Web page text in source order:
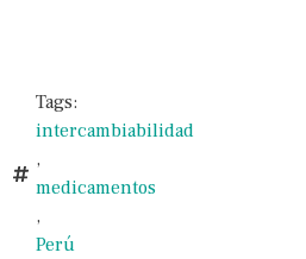
Tags:
intercambiabilidad
,
medicamentos
,
Perú